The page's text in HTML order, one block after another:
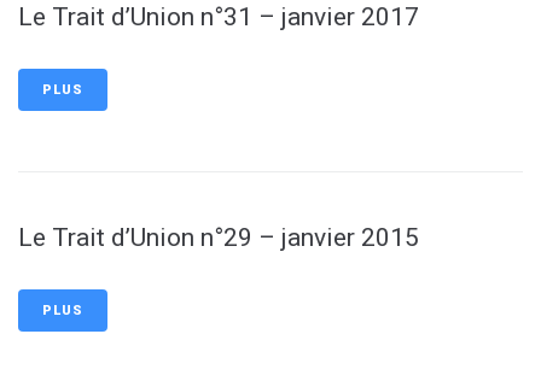
Le Trait d’Union n°31 – janvier 2017
PLUS
Le Trait d’Union n°29 – janvier 2015
PLUS